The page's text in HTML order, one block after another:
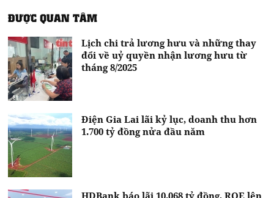
ĐƯỢC QUAN TÂM
Lịch chi trả lương hưu và những thay
đổi về uỷ quyền nhận lương hưu từ
tháng 8/2025
Điện Gia Lai lãi kỷ lục, doanh thu hơn
1.700 tỷ đồng nửa đầu năm